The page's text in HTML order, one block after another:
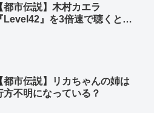
都市伝説】木村カエラ
Level42』を3倍速で聴くと…
都市伝説】リカちゃんの姉は
方不明になっている？